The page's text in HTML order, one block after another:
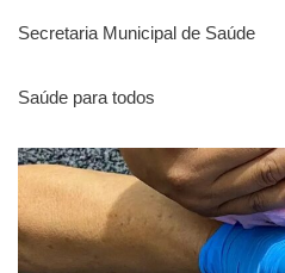
Secretaria Municipal de Saúde
Saúde para todos